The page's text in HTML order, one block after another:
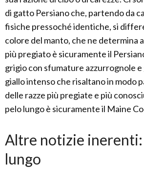
di gatto Persiano che, partendo da
fisiche pressoché identiche, si
colore del manto, che ne determina
più pregiato è sicuramente il
grigio con sfumature azzurrognole e
giallo intenso che risaltano in modo
delle razze più pregiate e più
pelo lungo è sicuramente il Maine
Altre notizie
lungo